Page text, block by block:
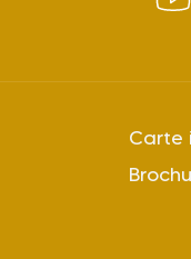
Carte